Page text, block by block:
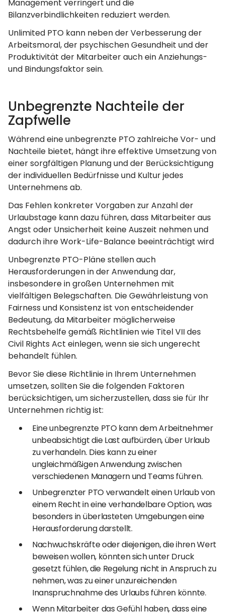
Management verringert und die
Bilanzverbindlichkeiten reduziert werden.
Unlimited PTO kann neben der Verbesserung der
Arbeitsmoral, der psychischen Gesundheit und der
Produktivität der Mitarbeiter auch ein Anziehungs-
und Bindungsfaktor sein.
Unbegrenzte Nachteile der
Zapfwelle
Während eine unbegrenzte PTO zahlreiche Vor- und
Nachteile bietet, hängt ihre effektive Umsetzung von
einer sorgfältigen Planung und der Berücksichtigung
der individuellen Bedürfnisse und Kultur jedes
Unternehmens ab.
Das Fehlen konkreter Vorgaben zur Anzahl der
Urlaubstage kann dazu führen, dass Mitarbeiter aus
Angst oder Unsicherheit keine Auszeit nehmen und
dadurch ihre Work-Life-Balance beeinträchtigt wird
Unbegrenzte PTO-Pläne stellen auch
Herausforderungen in der Anwendung dar,
insbesondere in großen Unternehmen mit
vielfältigen Belegschaften. Die Gewährleistung von
Fairness und Konsistenz ist von entscheidender
Bedeutung, da Mitarbeiter möglicherweise
Rechtsbehelfe gemäß Richtlinien wie Titel VII des
Civil Rights Act einlegen, wenn sie sich ungerecht
behandelt fühlen.
Bevor Sie diese Richtlinie in Ihrem Unternehmen
umsetzen, sollten Sie die folgenden Faktoren
berücksichtigen, um sicherzustellen, dass sie für Ihr
Unternehmen richtig ist:
Eine unbegrenzte PTO kann dem Arbeitnehmer
unbeabsichtigt die Last aufbürden, über Urlaub
zu verhandeln. Dies kann zu einer
ungleichmäßigen Anwendung zwischen
verschiedenen Managern und Teams führen.
Unbegrenzter PTO verwandelt einen Urlaub von
einem Recht in eine verhandelbare Option, was
besonders in überlasteten Umgebungen eine
Herausforderung darstellt.
Nachwuchskräfte oder diejenigen, die ihren Wert
beweisen wollen, könnten sich unter Druck
gesetzt fühlen, die Regelung nicht in Anspruch zu
nehmen, was zu einer unzureichenden
Inanspruchnahme des Urlaubs führen könnte.
Wenn Mitarbeiter das Gefühl haben, dass eine